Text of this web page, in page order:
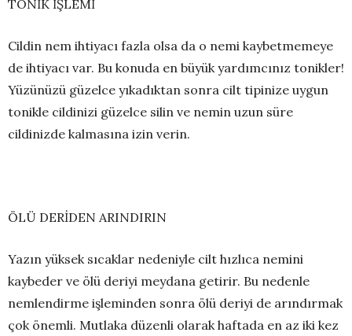
TONİK İŞLEMİ
Cildin nem ihtiyacı fazla olsa da o nemi kaybetmemeye
de ihtiyacı var. Bu konuda en büyük yardımcınız tonikler!
Yüzünüzü güzelce yıkadıktan sonra cilt tipinize uygun
tonikle cildinizi güzelce silin ve nemin uzun süre
cildinizde kalmasına izin verin.
ÖLÜ DERİDEN ARINDIRIN
Yazın yüksek sıcaklar nedeniyle cilt hızlıca nemini
kaybeder ve ölü deriyi meydana getirir. Bu nedenle
nemlendirme işleminden sonra ölü deriyi de arındırmak
çok önemli. Mutlaka düzenli olarak haftada en az iki kez